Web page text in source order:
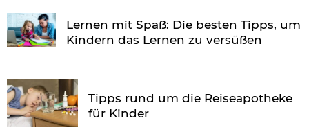
Lernen mit Spaß: Die besten Tipps, um
Kindern das Lernen zu versüßen
Tipps rund um die Reiseapotheke
für Kinder